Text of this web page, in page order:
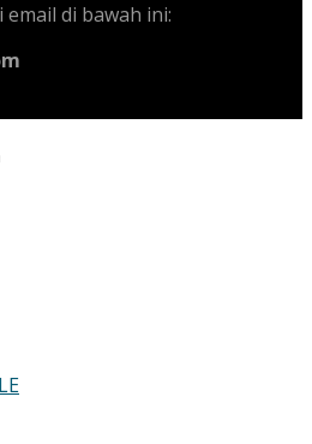
di bawah ini: